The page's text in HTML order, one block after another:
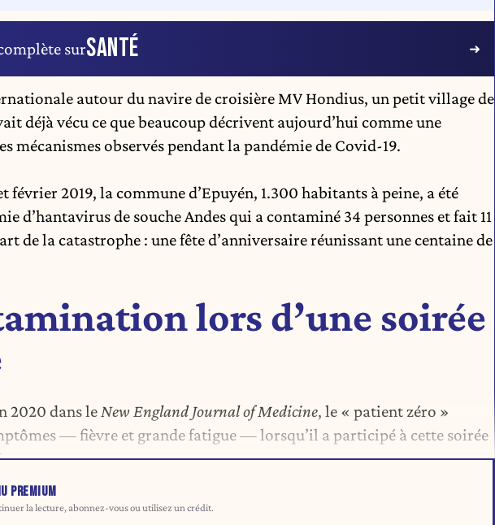
surSANTÉ
autour du navire de croisière MV Hondius, un petit village de
déjà vécu ce que beaucoup décrivent aujourd’hui comme une
mécanismes observés pendant la pandémie de Covid-19.
février 2019, la commune d’Epuyén, 1.300 habitants à peine, a été
d’hantavirus de souche Andes qui a contaminé 34 personnes et fait 11
de la catastrophe : une fête d’anniversaire réunissant une centaine de
lors d’une soirée
2020 dans le New England Journal of Medicine, le « patient zéro »
— fièvre et grande fatigue — lorsqu’il a participé à cette soirée
PREMIUM
la lecture, abonnez-vous ou utilisez un crédit.